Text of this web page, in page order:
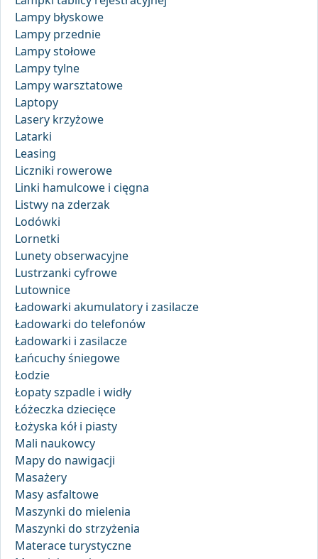
Lampy błyskowe
Lampy przednie
Lampy stołowe
Lampy tylne
Lampy warsztatowe
Laptopy
Lasery krzyżowe
Latarki
Leasing
Liczniki rowerowe
Linki hamulcowe i cięgna
Listwy na zderzak
Lodówki
Lornetki
Lunety obserwacyjne
Lustrzanki cyfrowe
Lutownice
Ładowarki akumulatory i zasilacze
Ładowarki do telefonów
Ładowarki i zasilacze
Łańcuchy śniegowe
Łodzie
Łopaty szpadle i widły
Łóżeczka dziecięce
Łożyska kół i piasty
Mali naukowcy
Mapy do nawigacji
Masażery
Masy asfaltowe
Maszynki do mielenia
Maszynki do strzyżenia
Materace turystyczne